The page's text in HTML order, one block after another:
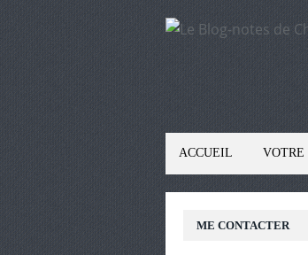
ACCUEIL
ME CONTACTER